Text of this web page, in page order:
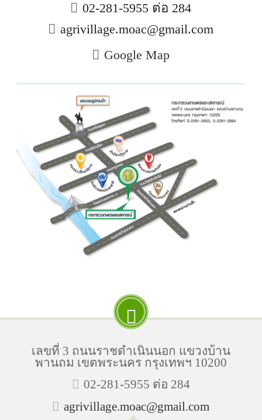
02-281-5955 ต่อ 284
agrivillage.moac@gmail.com
Google Map
เลขที่ 3 ถนนราชดำเนินนอก แขวงบ้าน
พานถม เขตพระนคร กรุงเทพฯ 10200
02-281-5955 ต่อ 284
agrivillage.moac@gmail.com